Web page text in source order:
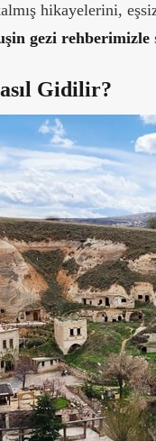
hikayelerini,
gezi rehberimizle
Gidilir?